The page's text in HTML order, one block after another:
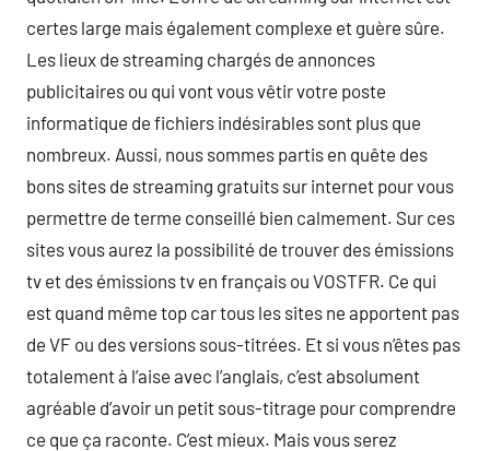
certes large mais également complexe et guère sûre.
Les lieux de streaming chargés de annonces
publicitaires ou qui vont vous vêtir votre poste
informatique de fichiers indésirables sont plus que
nombreux. Aussi, nous sommes partis en quête des
bons sites de streaming gratuits sur internet pour vous
permettre de terme conseillé bien calmement. Sur ces
sites vous aurez la possibilité de trouver des émissions
tv et des émissions tv en français ou VOSTFR. Ce qui
est quand même top car tous les sites ne apportent pas
de VF ou des versions sous-titrées. Et si vous n’êtes pas
totalement à l’aise avec l’anglais, c’est absolument
agréable d’avoir un petit sous-titrage pour comprendre
ce que ça raconte. C’est mieux. Mais vous serez